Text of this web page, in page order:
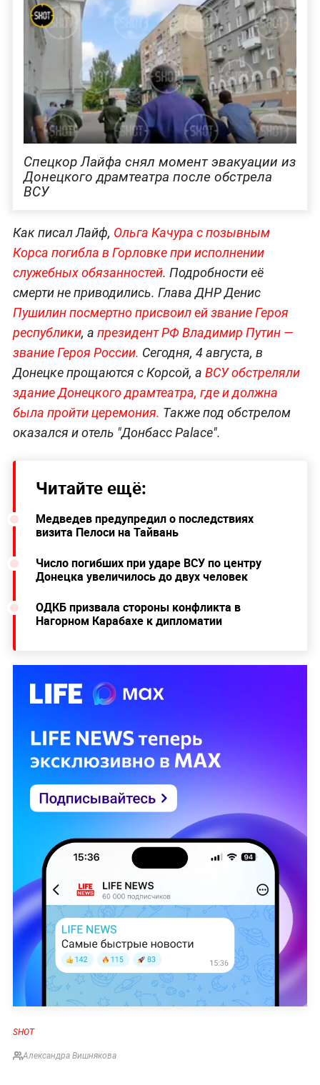
Спецкор Лайфа снял момент эвакуации из
Донецкого драмтеатра после обстрела
ВСУ
Как писал Лайф, Ольга Качура с позывным
Корса погибла в Горловке при исполнении
служебных обязанностей. Подробности её
смерти не приводились. Глава ДНР Денис
Пушилин посмертно присвоил ей звание Героя
республики, а президент РФ Владимир Путин —
звание Героя России. Сегодня, 4 августа, в
Донецке прощаются с Корсой, а ВСУ обстреляли
здание Донецкого драмтеатра, где и должна
была пройти церемония. Также под обстрелом
оказался и отель "Донбасс Palace".
Читайте ещё:
Медведев предупредил о последствиях
визита Пелоси на Тайвань
Число погибших при ударе ВСУ по центру
Донецка увеличилось до двух человек
ОДКБ призвала стороны конфликта в
Нагорном Карабахе к дипломатии
SHOT
Александра Вишнякова